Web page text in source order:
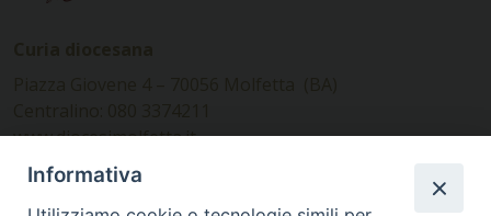
www.diocesimolfetta.it –
diocesimolfetta@pec.chiesacattolica.it
Informativa